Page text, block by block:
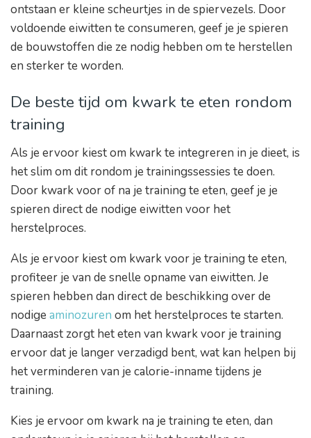
ontstaan er kleine scheurtjes in de spiervezels. Door
voldoende eiwitten te consumeren, geef je je spieren
de bouwstoffen die ze nodig hebben om te herstellen
en sterker te worden.
De beste tijd om kwark te eten rondom
training
Als je ervoor kiest om kwark te integreren in je dieet, is
het slim om dit rondom je trainingssessies te doen.
Door kwark voor of na je training te eten, geef je je
spieren direct de nodige eiwitten voor het
herstelproces.
Als je ervoor kiest om kwark voor je training te eten,
profiteer je van de snelle opname van eiwitten. Je
spieren hebben dan direct de beschikking over de
nodige aminozuren om het herstelproces te starten.
Daarnaast zorgt het eten van kwark voor je training
ervoor dat je langer verzadigd bent, wat kan helpen bij
het verminderen van je calorie-inname tijdens je
training.
Kies je ervoor om kwark na je training te eten, dan